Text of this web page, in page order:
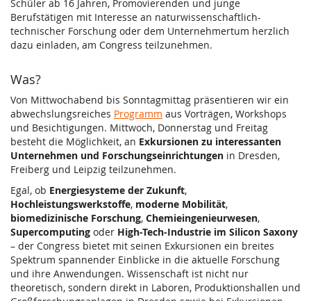
Schüler ab 16 Jahren, Promovierenden und junge
Berufstätigen mit Interesse an naturwissenschaftlich-
technischer Forschung oder dem Unternehmertum herzlich
dazu einladen, am Congress teilzunehmen.
Was?
Von Mittwochabend bis Sonntagmittag präsentieren wir ein
abwechslungsreiches Programm aus Vorträgen, Workshops
und Besichtigungen. Mittwoch, Donnerstag und Freitag
besteht die Möglichkeit, an Exkursionen zu interessanten
Unternehmen und Forschungseinrichtungen in Dresden,
Freiberg und Leipzig teilzunehmen.
Egal, ob Energiesysteme der Zukunft,
Hochleistungswerkstoffe, moderne Mobilität,
biomedizinische Forschung, Chemieingenieurwesen,
Supercomputing oder High-Tech-Industrie im Silicon Saxony
– der Congress bietet mit seinen Exkursionen ein breites
Spektrum spannender Einblicke in die aktuelle Forschung
und ihre Anwendungen. Wissenschaft ist nicht nur
theoretisch, sondern direkt in Laboren, Produktionshallen und